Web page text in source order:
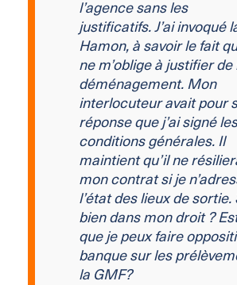
l’agence sans les
justificatifs. J’ai invoqué
Hamon, à savoir le fait
ne m’oblige à justifier
déménagement. Mon
interlocuteur avait pour
réponse que j’ai signé les
conditions générales. Il
maintient qu’il ne
mon contrat si je
l’état des lieux de sortie.
bien dans mon droit ?
que je peux faire
banque sur les
la GMF?